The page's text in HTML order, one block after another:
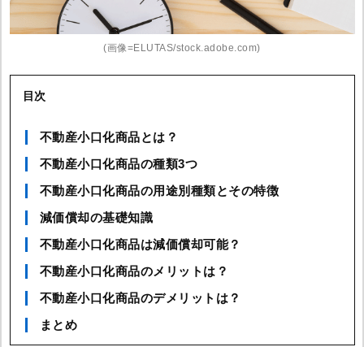
(画像=ELUTAS/stock.adobe.com)
目次
不動産小口化商品とは？
不動産小口化商品の種類3つ
不動産小口化商品の用途別種類とその特徴
減価償却の基礎知識
不動産小口化商品は減価償却可能？
不動産小口化商品のメリットは？
不動産小口化商品のデメリットは？
まとめ